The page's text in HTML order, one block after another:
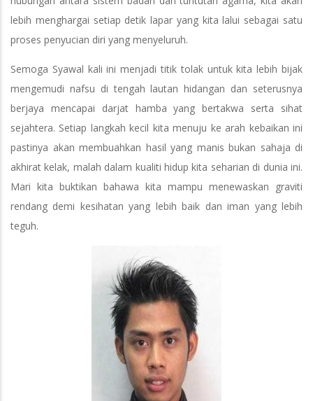
lebih menghargai setiap detik lapar yang kita lalui sebagai satu
proses penyucian diri yang menyeluruh.
Semoga Syawal kali ini menjadi titik tolak untuk kita lebih bijak
mengemudi nafsu di tengah lautan hidangan dan seterusnya
berjaya mencapai darjat hamba yang bertakwa serta sihat
sejahtera. Setiap langkah kecil kita menuju ke arah kebaikan ini
pastinya akan membuahkan hasil yang manis bukan sahaja di
akhirat kelak, malah dalam kualiti hidup kita seharian di dunia ini.
Mari kita buktikan bahawa kita mampu menewaskan graviti
rendang demi kesihatan yang lebih baik dan iman yang lebih
teguh.